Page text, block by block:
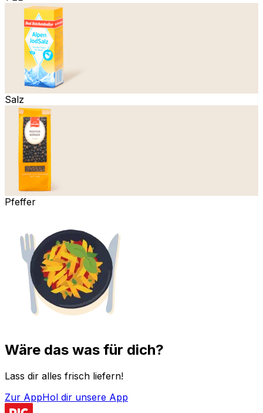
Salz
Pfeffer
Wäre das was für dich?
Lass dir alles frisch liefern!
Zur AppHol dir unsere App